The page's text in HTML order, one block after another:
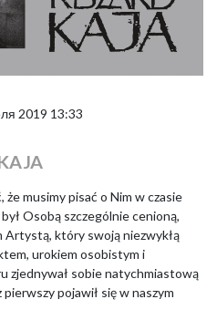
2019 13:33
musimy pisać o Nim w czasie
Osobą szczególnie cenioną,
Artystą, który swoją niezwykłą
urokiem osobistym i
zjednywał sobie natychmiastową
pojawił się w naszym